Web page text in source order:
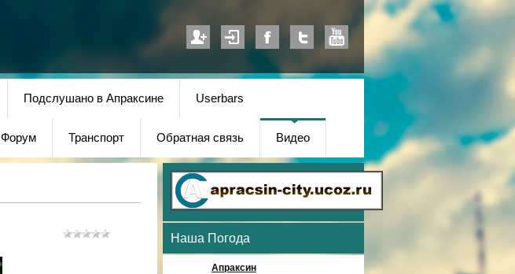
Подслушано в Апраксине Userbars
Форум Транспорт Обратная связь Видео
Наша Погода
Апраксин